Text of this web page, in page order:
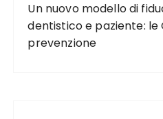
Un nuovo modello di
dentistico e paziente: le
prevenzione